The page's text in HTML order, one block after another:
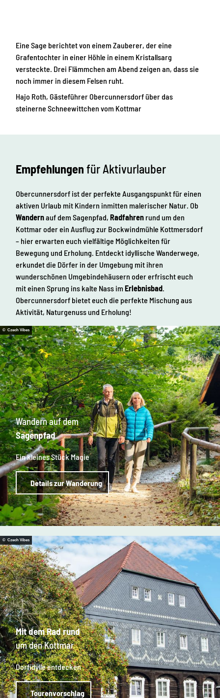
Eine Sage berichtet von einem Zauberer, der eine
Grafentochter in einer Höhle in einem Kristallsarg
versteckte. Drei Flämmchen am Abend zeigen an, dass sie
noch immer in diesem Felsen ruht.
Hajo Roth, Gästeführer Obercunnersdorf über das
steinerne Schneewittchen vom Kottmar
Empfehlungen für Aktivurlauber
Obercunnersdorf ist der perfekte Ausgangspunkt für einen
aktiven Urlaub mit Kindern inmitten malerischer Natur. Ob
Wandernauf dem Sagenpfad, Radfahren rund um den
Kottmar oder ein Ausflug zur Bockwindmühle Kottmersdorf
– hier erwarten euch vielfältige Möglichkeiten für
Bewegung und Erholung. Entdeckt idyllische Wanderwege,
erkundet die Dörfer in der Umgebung mit ihren
wunderschönen Umgebindehäusern oder erfrischt euch
mit einen Sprung ins kalte Nass im Erlebnisbad.
Obercunnersdorf bietet euch die perfekte Mischung aus
Aktivität, Naturgenuss und Erholung!
© Czech Vibes
Wandern auf dem
Sagenpfad
Ein kleines Stück Magie
Details zur Wanderung
© Czech Vibes
Mit dem Rad rund
um den Kottmar
Dorfidylle entdecken
Tourenvorschlag